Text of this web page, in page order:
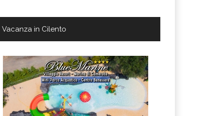
Vacanza in Cilento